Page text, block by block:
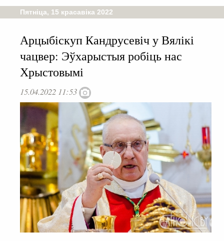
Пятніца, 15 красавіка 2022
Арцыбіскуп Кандрусевіч у Вялікі
чацвер: Эўхарыстыя робіць нас
Хрыстовымі
15.04.2022 11:53